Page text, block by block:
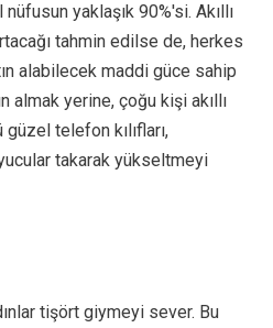
yaklaşık 90%'si. Akıllı
tahmin edilse de, herkes
alabilecek maddi güce sahip
almak yerine, çoğu kişi akıllı
güzel telefon kılıfları,
takarak yükseltmeyi
tişört giymeyi sever. Bu